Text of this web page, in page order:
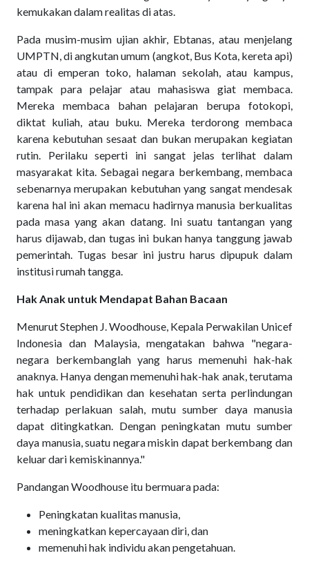
kemukakan dalam realitas di atas.
Pada musim-musim ujian akhir, Ebtanas, atau menjelang
UMPTN, di angkutan umum (angkot, Bus Kota, kereta api)
atau di emperan toko, halaman sekolah, atau kampus,
tampak para pelajar atau mahasiswa giat membaca.
Mereka membaca bahan pelajaran berupa fotokopi,
diktat kuliah, atau buku. Mereka terdorong membaca
karena kebutuhan sesaat dan bukan merupakan kegiatan
rutin. Perilaku seperti ini sangat jelas terlihat dalam
masyarakat kita. Sebagai negara berkembang, membaca
sebenarnya merupakan kebutuhan yang sangat mendesak
karena hal ini akan memacu hadirnya manusia berkualitas
pada masa yang akan datang. Ini suatu tantangan yang
harus dijawab, dan tugas ini bukan hanya tanggung jawab
pemerintah. Tugas besar ini justru harus dipupuk dalam
institusi rumah tangga.
Hak Anak untuk Mendapat Bahan Bacaan
Menurut Stephen J. Woodhouse, Kepala Perwakilan Unicef
Indonesia dan Malaysia, mengatakan bahwa "negara-
negara berkembanglah yang harus memenuhi hak-hak
anaknya. Hanya dengan memenuhi hak-hak anak, terutama
hak untuk pendidikan dan kesehatan serta perlindungan
terhadap perlakuan salah, mutu sumber daya manusia
dapat ditingkatkan. Dengan peningkatan mutu sumber
daya manusia, suatu negara miskin dapat berkembang dan
keluar dari kemiskinannya."
Pandangan Woodhouse itu bermuara pada:
Peningkatan kualitas manusia,
meningkatkan kepercayaan diri, dan
memenuhi hak individu akan pengetahuan.